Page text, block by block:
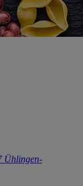
Ühlingen-